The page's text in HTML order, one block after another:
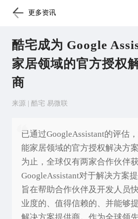
更多资讯
酷宅成为 Google
家居领域的官方授权
商
来源 | 酷宅 易微联
已通过GoogleAssistant的评估
能家居领域的官方授权解决方
为止，全球仅有两家合作伙伴获
GoogleAssistant对于解决方案
旨在帮助合作伙伴及开发人员
业度的、值得信赖的、并能够